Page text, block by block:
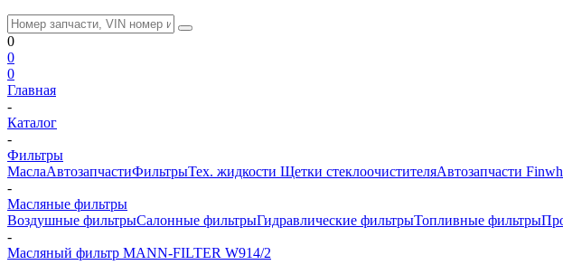
0
0
0
Главная
-
Каталог
-
Фильтры
МаслаАвтозапчастиФильтрыТех. жидкости Щетки стеклоочистителяАвтозапчасти
-
Масляные фильтры
Воздушные фильтрыСалонные фильтрыГидравлические фильтрыТопливные фильтры
-
Масляный фильтр MANN-FILTER W914/2